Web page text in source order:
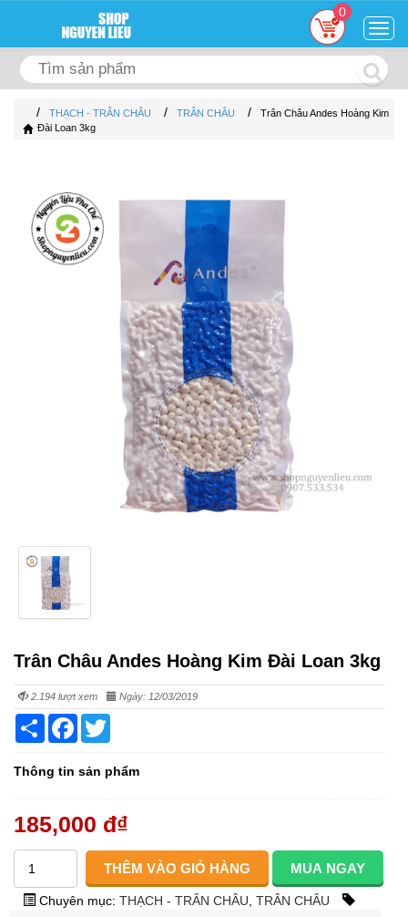
0
/ THẠCH - TRÂN CHÂU / TRÂN CHÂU /
Trân Châu Andes Hoàng Kim
Đài Loan 3kg
Trân Châu Andes Hoàng Kim Đài Loan 3kg
2.194 lượt xem Ngày: 12/03/2019
Share Facebook
Thông tin sản phẩm
185,000 đ₫
Chuyên mục: THẠCH - TRÂN CHÂU TRÂN CHÂU